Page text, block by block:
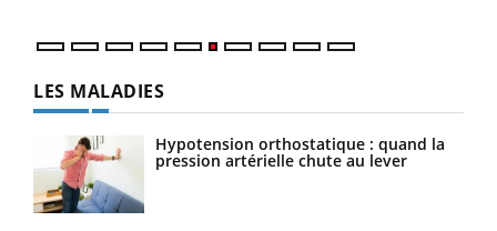
LES MALADIES
Hypotension orthostatique : quand la
pression artérielle chute au lever